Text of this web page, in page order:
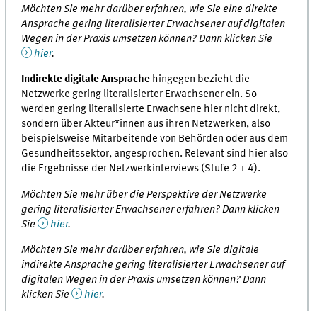
Möchten Sie mehr darüber erfahren, wie Sie eine direkte
Ansprache gering literalisierter Erwachsener auf digitalen
Wegen in der Praxis umsetzen können? Dann klicken Sie
hier.
Indirekte digitale Ansprache hingegen bezieht die
Netzwerke gering literalisierter Erwachsener ein. So
werden gering literalisierte Erwachsene hier nicht direkt,
sondern über Akteur*innen aus ihren Netzwerken, also
beispielsweise Mitarbeitende von Behörden oder aus dem
Gesundheitssektor, angesprochen. Relevant sind hier also
die Ergebnisse der Netzwerkinterviews (Stufe 2 + 4).
Möchten Sie mehr über die Perspektive der Netzwerke
gering literalisierter Erwachsener erfahren? Dann klicken
Sie
hier.
Möchten Sie mehr darüber erfahren, wie Sie digitale
indirekte Ansprache gering literalisierter Erwachsener auf
digitalen Wegen in der Praxis umsetzen können? Dann
klicken Sie
hier.